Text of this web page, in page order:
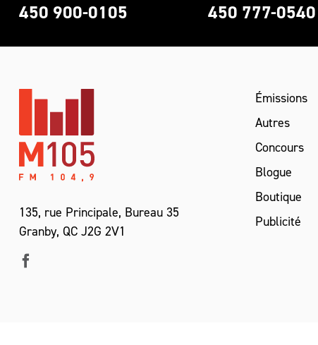
450 900-0105 450 777-0540
135, rue Principale, Bureau 35
Granby, QC J2G 2V1
Émissions
Autres
Concours
Blogue
Boutique
Publicité